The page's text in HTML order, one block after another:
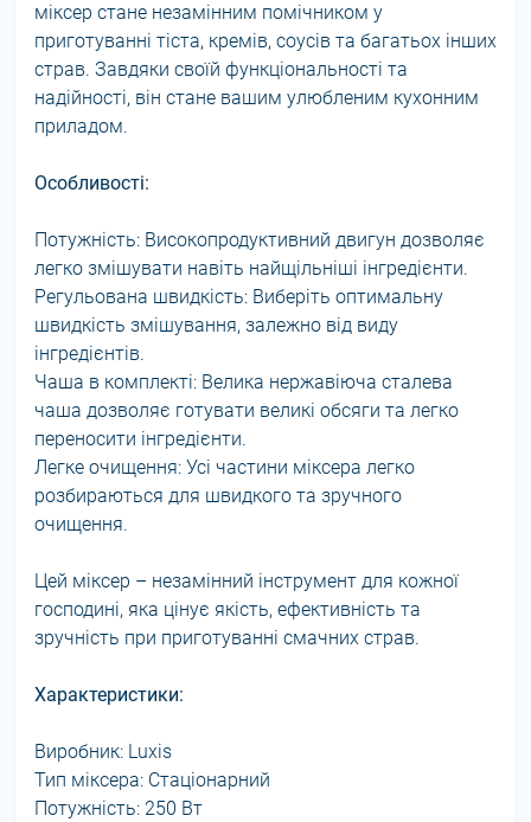
міксер стане незамінним помічником у
приготуванні тіста, кремів, соусів та багатьох інших
страв. Завдяки своїй функціональності та
надійності, він стане вашим улюбленим кухонним
приладом.
Особливості:
Потужність: Високопродуктивний двигун дозволяє
легко змішувати навіть найщільніші інгредієнти.
Регульована швидкість: Виберіть оптимальну
швидкість змішування, залежно від виду
інгредієнтів.
Чаша в комплекті: Велика нержавіюча сталева
чаша дозволяє готувати великі обсяги та легко
переносити інгредієнти.
Легке очищення: Усі частини міксера легко
розбираються для швидкого та зручного
очищення.
Цей міксер – незамінний інструмент для кожної
господині, яка цінує якість, ефективність та
зручність при приготуванні смачних страв.
Характеристики:
Виробник: Luxis
Тип міксера: Стаціонарний
Потужність: 250 Вт